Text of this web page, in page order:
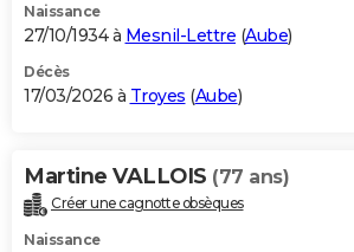
Naissance
27/10/1934 à Mesnil-Lettre (Aube)
Décès
17/03/2026 à Troyes (Aube)
Martine VALLOIS (77 ans)
Créer une cagnotte obsèques
Naissance